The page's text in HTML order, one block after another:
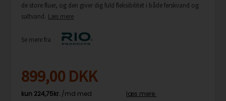
de store fluer, og den giver dig fuld fleksibilitet i både ferskvand og
saltvand. Læs mere
Se mere fra
899,00 DKK